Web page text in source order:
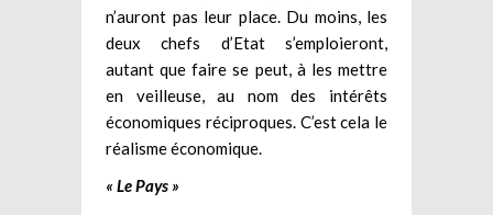
n’auront pas leur place. Du moins, les
deux chefs d’Etat s’emploieront,
autant que faire se peut, à les mettre
en veilleuse, au nom des intérêts
économiques réciproques. C’est cela le
réalisme économique.
« Le Pays »